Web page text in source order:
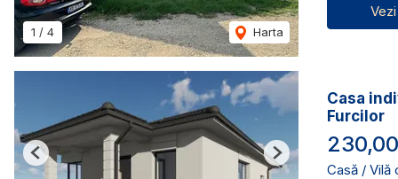
1 / 4 Harta
Previous Next
Casa
Furcilor
Casă / Vilă